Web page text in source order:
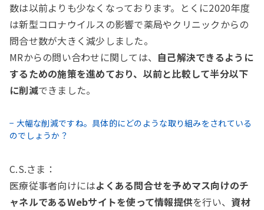
数は以前よりも少なくなっております。とくに2020年度
は新型コロナウイルスの影響で薬局やクリニックからの
問合せ数が大きく減少しました。
MRからの問い合わせに関しては、 自己解決できるように
するための施策を進めており、以前と比較して半分以下
に削減できました。
− 大幅な削減ですね。具体的にどのような取り組みをされている
のでしょうか？
C.S.さま：
医療従事者向けにはよくある問合せを予めマス向けのチ
ャネルであるWebサイトを使って情報提供を行い、 資材